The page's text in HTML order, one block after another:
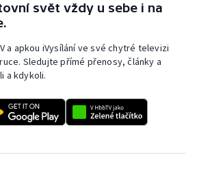
svět vždy u sebe i na
a apkou iVysílání ve své chytré televizi
Sledujte přímé přenosy, články a
a kdykoli.